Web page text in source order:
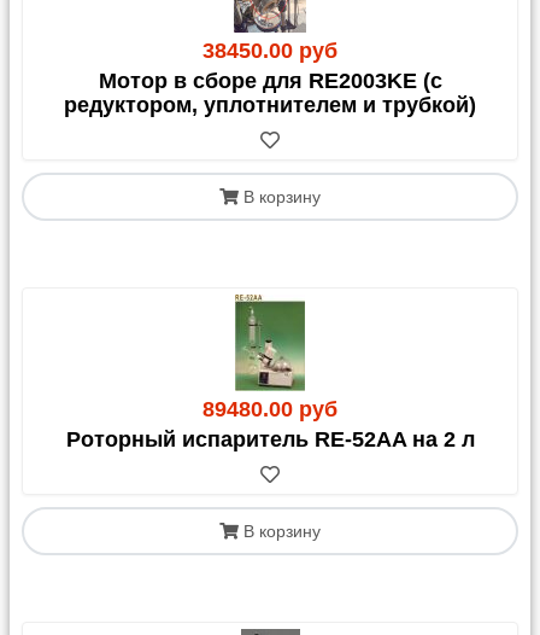
38450.00 руб
Мотор в сборе для RE2003KE (с
редуктором, уплотнителем и трубкой)
В корзину
89480.00 руб
Роторный испаритель RE-52AA на 2 л
В корзину